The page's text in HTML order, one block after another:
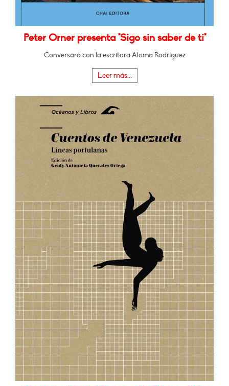
Peter Orner presenta "Sigo sin saber de ti"
Conversará con la escritora Aloma Rodríguez
Leer más...